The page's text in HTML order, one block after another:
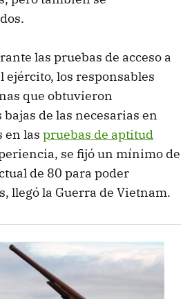
las pruebas de acceso a
ejército, los responsables
que obtuvieron
de las necesarias en
en las pruebas de aptitud
se fijó un mínimo de
de 80 para poder
llegó la Guerra de Vietnam.